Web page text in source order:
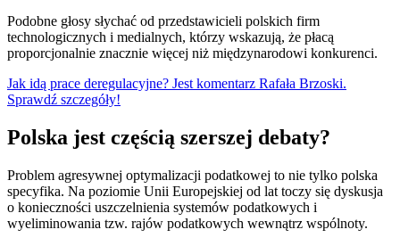
Podobne głosy słychać od przedstawicieli polskich firm
technologicznych i medialnych, którzy wskazują, że płacą
proporcjonalnie znacznie więcej niż międzynarodowi konkurenci.
Jak idą prace deregulacyjne? Jest komentarz Rafała Brzoski.
Sprawdź szczegóły!
Polska jest częścią szerszej debaty?
Problem agresywnej optymalizacji podatkowej to nie tylko polska
specyfika. Na poziomie Unii Europejskiej od lat toczy się dyskusja
o konieczności uszczelnienia systemów podatkowych i
wyeliminowania tzw. rajów podatkowych wewnątrz wspólnoty.